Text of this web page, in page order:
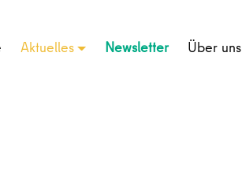
Aktuelles Newsletter Über uns